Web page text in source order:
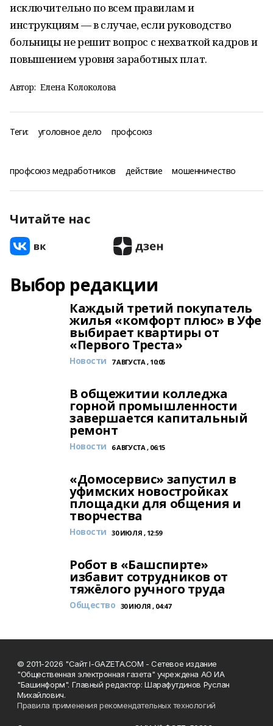
исключительно по всем правилам и
инструкциям — в случае, если руководство
больницы не решит вопрос с нехваткой кадров и
повышением уровня заработных плат.
Автор: Елена Колоколова
Теги: уголовное дело профсоюз
профсоюз медработников действие мошенничество
Читайте нас
Выбор редакции
Каждый третий покупатель
жилья «комфорт плюс» в Уфе
выбирает квартиры от
«Первого Треста»
Новости 7 АВГУСТА , 10:05
В общежитии колледжа
горной промышленности
завершается капитальный
ремонт
Новости 6 АВГУСТА , 06:15
«Домосервис» запустил в
уфимских новостройках
площадки для общения и
творчества
Новости 30 ИЮЛЯ , 12:59
Робот в «Башспирте»
избавит сотрудников от
тяжёлого ручного труда
Общество 30 ИЮЛЯ , 04:47
© 2011-2026 "Сайт I-GAZETA.COM - Сетевое издание
"Общественная электронная газета" учреждена АО ИА
"Башинформ". Главный редактор: Шарафутдинов Руслан
Михайлович.
Правила применения рекомендательных технологий